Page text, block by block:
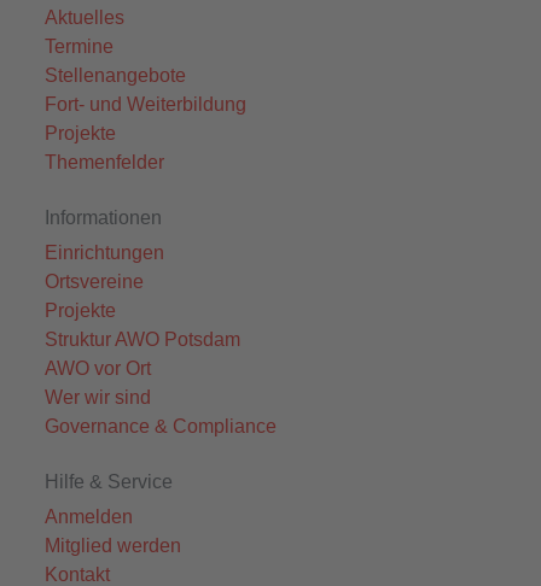
Aktuelles
Termine
Stellenangebote
Fort- und Weiterbildung
Projekte
Themenfelder
Informationen
Einrichtungen
Ortsvereine
Projekte
Struktur AWO Potsdam
AWO vor Ort
Wer wir sind
Governance & Compliance
Hilfe & Service
Anmelden
Mitglied werden
Kontakt